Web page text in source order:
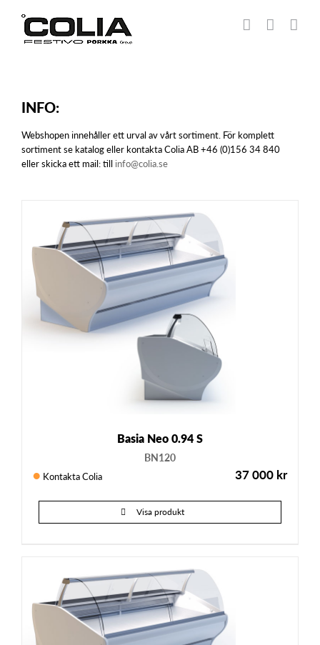
innehållet
Basia Neo 0.94 S
BN120
Kontakta Colia 37 000 kr
Visa produkt
INFO:
Webshopen innehåller ett urval av vårt sortiment. För komplett
sortiment se katalog eller kontakta Colia AB +46 (0)156 34 840
eller skicka ett mail: till info@colia.se